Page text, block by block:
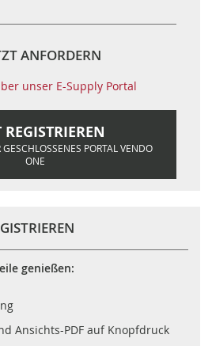
ANFORDERN
unser E-Supply Portal
REGISTRIEREN
PORTAL VENDO
ONE
genießen:
Ansichts-PDF auf Knopfdruck